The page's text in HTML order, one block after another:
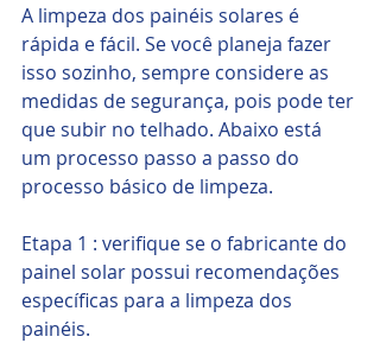
A limpeza dos painéis solares é
rápida e fácil. Se você planeja fazer
isso sozinho, sempre considere as
medidas de segurança, pois pode ter
que subir no telhado. Abaixo está
um processo passo a passo do
processo básico de limpeza.
Etapa 1 : verifique se o fabricante do
painel solar possui recomendações
específicas para a limpeza dos
painéis.